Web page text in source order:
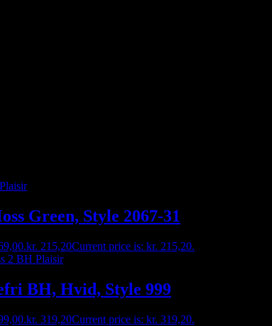
Green, Style 2067-31
kr. 215,20Current price is: kr. 215,20.
BH, Hvid, Style 999
kr. 319,20Current price is: kr. 319,20.